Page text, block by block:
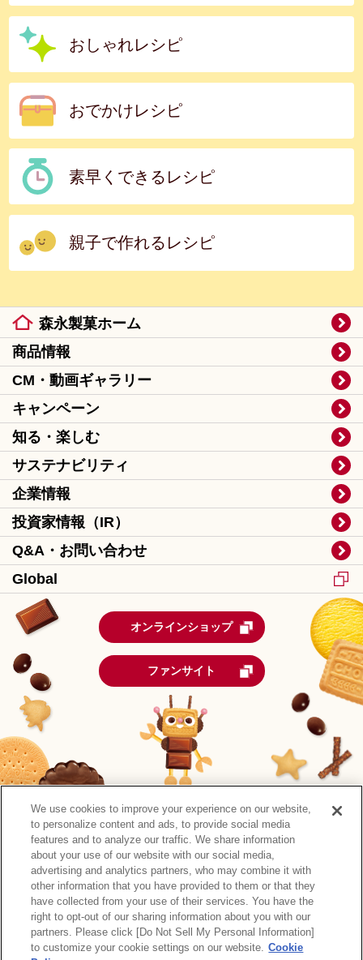
おしゃれレシピ
おでかけレシピ
素早くできるレシピ
親子で作れるレシピ
森永製菓ホーム
商品情報
CM・動画ギャラリー
キャンペーン
知る・楽しむ
サステナビリティ
企業情報
投資家情報（IR）
Q&A・お問い合わせ
Global
オンラインショップ
ファンサイト
森永製菓公式アカウント一覧
サイトマップ RSSの配信について
プライバシーポリシー
ウェブアクセシビリティ
ご利用規約 リンク
We use cookies to improve your experience on our website,
to personalize content and ads, to provide social media
features and to analyze our traffic. We share information
about your use of our website with our social media,
advertising and analytics partners, who may combine it with
other information that you have provided to them or that they
have collected from your use of their services. You have the
right to opt-out of our sharing information about you with our
partners. Please click [Do Not Sell My Personal Information]
to customize your cookie settings on our website. Cookie